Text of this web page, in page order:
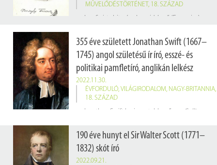
MŰVELŐDÉSTÖRTÉNET , 18. SZÁZAD
355 éve született Jonathan Swift (1667–
1745) angol születésű ír író, esszé- és
politikai pamfletíró, anglikán lelkész
2022.11.30.
ÉVFORDULÓ, VILÁGIRODALOM, NAGY-BRITANNIA,
18. SZÁZAD
Jonathan Swift legismertebb műve a
Gulliver utazásai
190 éve hunyt el Sir Walter Scott (1771–
1832) skót író
2022.09.21.